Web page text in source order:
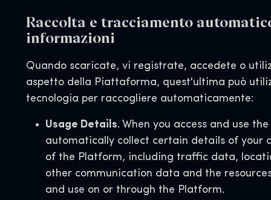
Raccolta e tracciamento
informazioni
Quando scaricate, vi registrate, accedete o
aspetto della Piattaforma, quest'ultima può
tecnologia per raccogliere automaticamente:
Usage Details. When you access and use
automatically collect certain details of your
of the Platform, including traffic data,
other communication data and the
and use on or through the Platform.